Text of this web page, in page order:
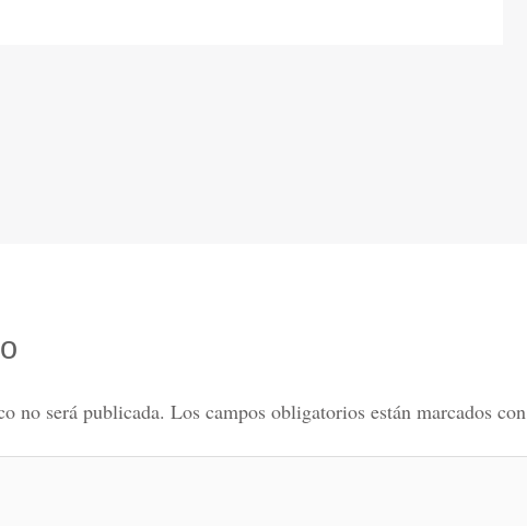
no será publicada. Los campos obligatorios están marcados con